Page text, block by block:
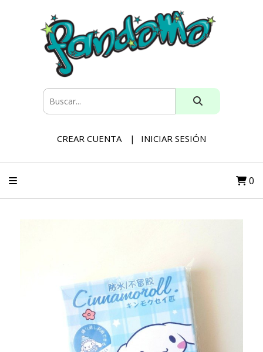
CREAR CUENTA INICIAR SESIÓN
0